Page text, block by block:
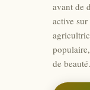
avant de
active
de beauté.